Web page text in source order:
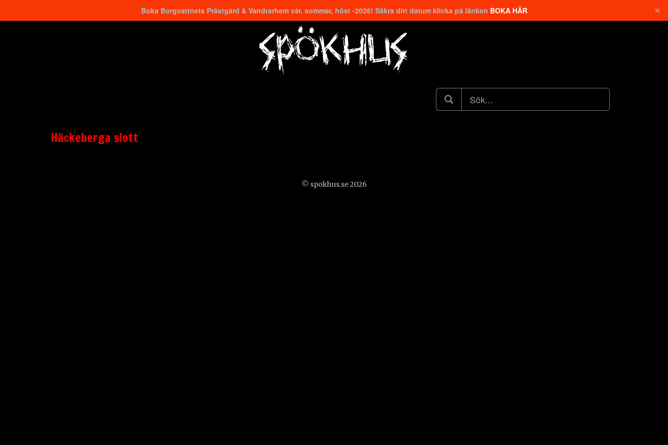
Boka Borgvattnets Prästgård & Vandrarhem vår, sommar, höst -2026! Säkra ditt datum klicka på länken BOKA HÄR ✕
Häckeberga slott
© spokhus.se 2026